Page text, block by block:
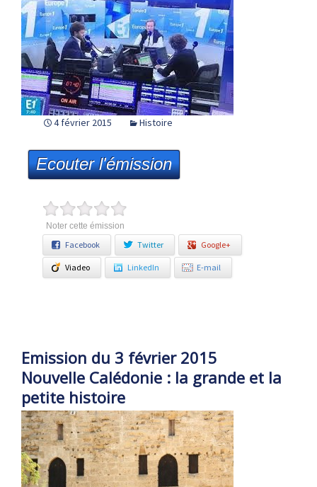
4 février 2015 Histoire
Ecouter l'émission
Noter cette émission
Facebook Twitter Google+
Viadeo LinkedIn E-mail
Emission du 3 février 2015
Nouvelle Calédonie : la grande et la
petite histoire